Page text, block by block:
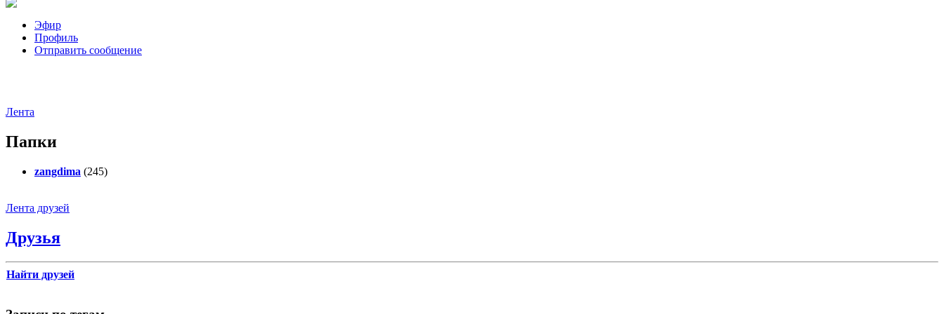
Эфир
Профиль
Отправить сообщение
Лента
Папки
zangdima (245)
Лента друзей
Друзья
Найти друзей